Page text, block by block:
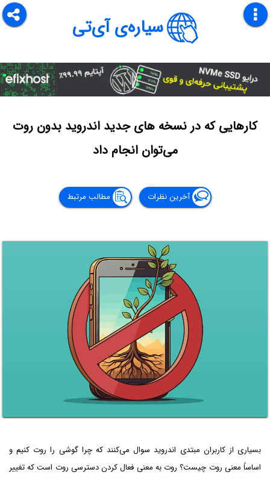
سیاره‌ی آی‌تی
کارهایی که در نسخه های جدید اندروید بدون روت
می‌توان انجام داد
آخرین نظرات مطالب مرتبط
بسیاری از کاربران مبتدی اندروید سوال می‌کنند که چرا گوشی را روت کنیم و
اساساً معنی روت چیست؟ روت به معنی فعال کردن دسترسی روت است که تغییر